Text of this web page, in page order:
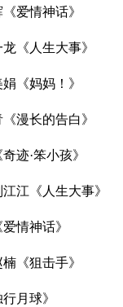
爱情神话》
《人生大事》
《妈妈！》
漫长的告白》
迹·笨小孩》
江《人生大事》
情神话》
《狙击手》
月球》